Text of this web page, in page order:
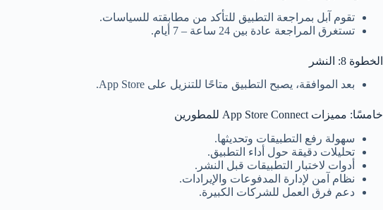
تقوم آبل بمراجعة التطبيق للتأكد من مطابقته للسياسات.
تستغرق المراجعة عادة بين 24 ساعة – 7 أيام.
الخطوة 8: النشر
بعد الموافقة، يصبح التطبيق متاحًا للتنزيل على App Store.
خامسًا: مميزات App Store Connect للمطورين
سهولة رفع التطبيقات وتحديثها.
تحليلات دقيقة حول أداء التطبيق.
أدوات لاختبار التطبيقات قبل النشر.
نظام آمن لإدارة المدفوعات والإيرادات.
دعم فرق العمل للشركات الكبيرة.